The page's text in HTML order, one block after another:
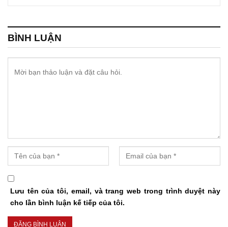
BÌNH LUẬN
Lưu tên của tôi, email, và trang web trong trình duyệt này
cho lần bình luận kế tiếp của tôi.